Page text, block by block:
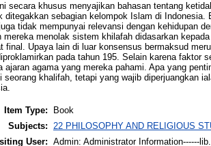
secara khusus menyajikan bahasan tentang
ditegakkan sebagian kelompok Islam di
tidak mempunyai relevansi dengan kehidupan
mereka menolak sistem khilafah didasarkan
final. Upaya lain di luar konsensus bermaksud
pada tahun 195. Selain karena faktor
ajaran agama yang mereka pahami. Apa yang
seorang khalifah, tetapi yang wajib diperjuangkan
Item Type:
Book
Subjects:
22 PHILOSOPHY AND RELIGIOUS
User:
Admin: Administrator Information------